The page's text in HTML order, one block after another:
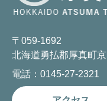
〒059-1692
北海道勇払郡厚真町
電話：0145-27-2321